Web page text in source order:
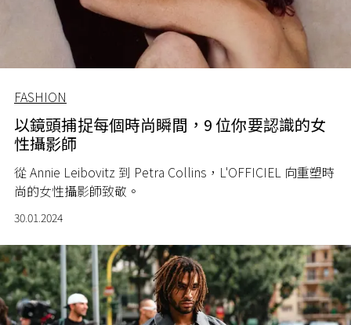
FASHION
以鏡頭捕捉每個時尚瞬間，9 位你要認識的女
性攝影師
從 Annie Leibovitz 到 Petra Collins，L'OFFICIEL 向重塑時
尚的女性攝影師致敬。
30.01.2024